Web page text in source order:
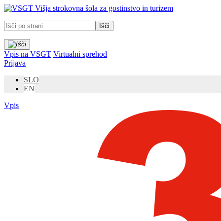
Prosimo,
upoštevajte:
To
spletno
mesto
vključuje
sistem
dostopnosti.
Pritisnite
Control-
F11,
da
prilagodite
Višja strokovna šola za gostinstvo in turizem
Vpis na VSGT Virtualni sprehod
Prijava
SLO
EN
Vpis